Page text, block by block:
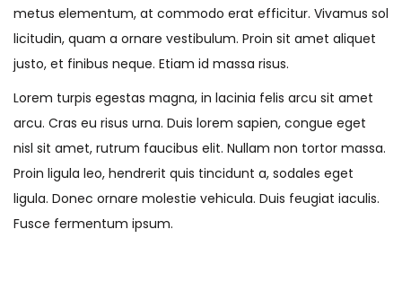
metus elementum, at commodo erat efficitur. Vivamus sol
licitudin, quam a ornare vestibulum. Proin sit amet aliquet
justo, et finibus neque. Etiam id massa risus.
Lorem turpis egestas magna, in lacinia felis arcu sit amet
arcu. Cras eu risus urna. Duis lorem sapien, congue eget
nisl sit amet, rutrum faucibus elit. Nullam non tortor massa.
Proin ligula leo, hendrerit quis tincidunt a, sodales eget
ligula. Donec ornare molestie vehicula. Duis feugiat iaculis.
Fusce fermentum ipsum.